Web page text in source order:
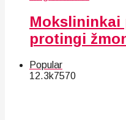
Mokslininkai
protingi
Popular
12.3k7570